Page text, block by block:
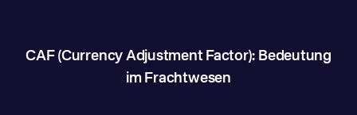
CAF (Currency Adjustment Factor): Bedeutung
im Frachtwesen